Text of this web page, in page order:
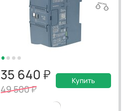
35 640
49 500
Купить